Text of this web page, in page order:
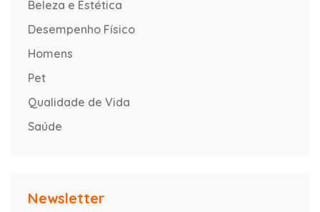
Beleza e Estética
Desempenho Físico
Homens
Pet
Qualidade de Vida
Saúde
Newsletter